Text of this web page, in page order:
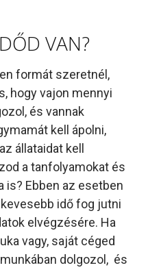
VAN?
formát szeretnél,
hogy vajon mennyi
és vannak
kell ápolni,
állataidat kell
a tanfolyamokat és
is? Ebben az esetben
idő fog jutni
elvégzésére. Ha
vagy, saját céged
dolgozol, és